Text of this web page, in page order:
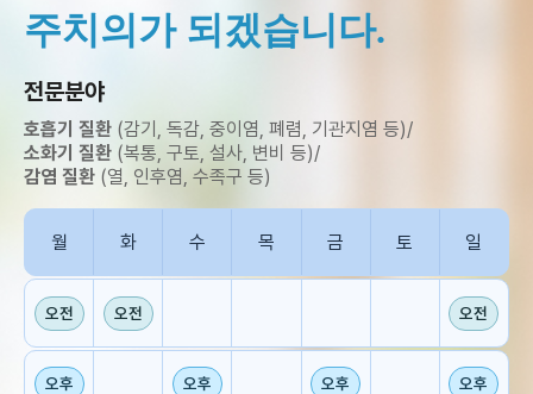
주치의가 되겠습니다.
전문분야
호흡기 질환 (감기, 독감, 중이염, 폐렴, 기관지염 등)/
소화기 질환 (복통, 구토, 설사, 변비 등)/
감염 질환 (열, 인후염, 수족구 등)
월 화 수 목 금 토 일
오전 오전 오전
오후 오후 오후 오후